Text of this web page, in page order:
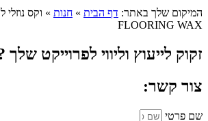
המיקום שלך באתר: דף הבית » חנות »
FLOORING WAX
זקוק לייעוץ וליווי לפרוייקט שלך
צור קשר:
שם פרטי